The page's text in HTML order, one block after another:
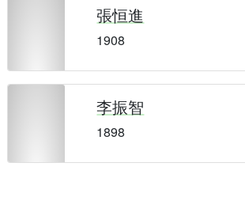
張恒進
1908
李振智
1898